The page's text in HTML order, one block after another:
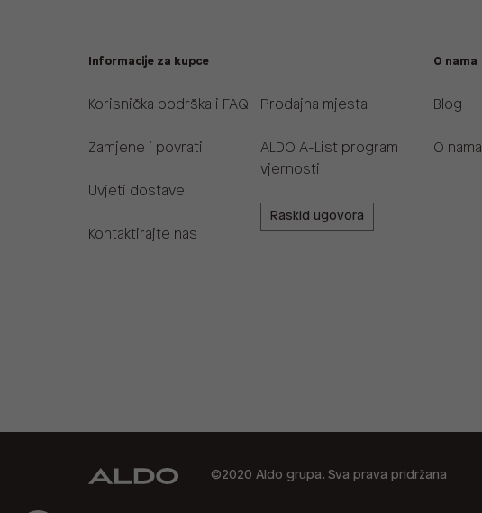
Informacije za kupce
Korisnička podrška i FAQ
Zamjene i povrati
Uvjeti dostave
Kontaktirajte nas
Prodajna mjesta
ALDO A-List program
vjernosti
Raskid ugovora
O nama
Blog
O nama
©2020 Aldo grupa. Sva prava pridržana